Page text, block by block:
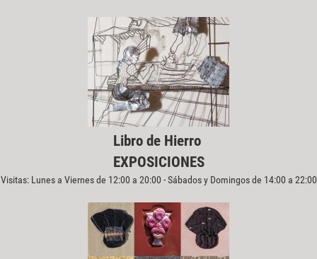
Libro de Hierro
EXPOSICIONES
Visitas: Lunes a Viernes de 12:00 a 20:00 - Sábados y Domingos de 14:00 a 22:00